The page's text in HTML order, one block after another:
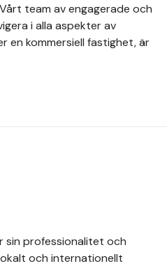
team av engagerade och
i alla aspekter av
en kommersiell fastighet, är
sin professionalitet och
och internationellt